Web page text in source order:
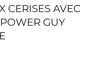
CERISES AVEC
GUY